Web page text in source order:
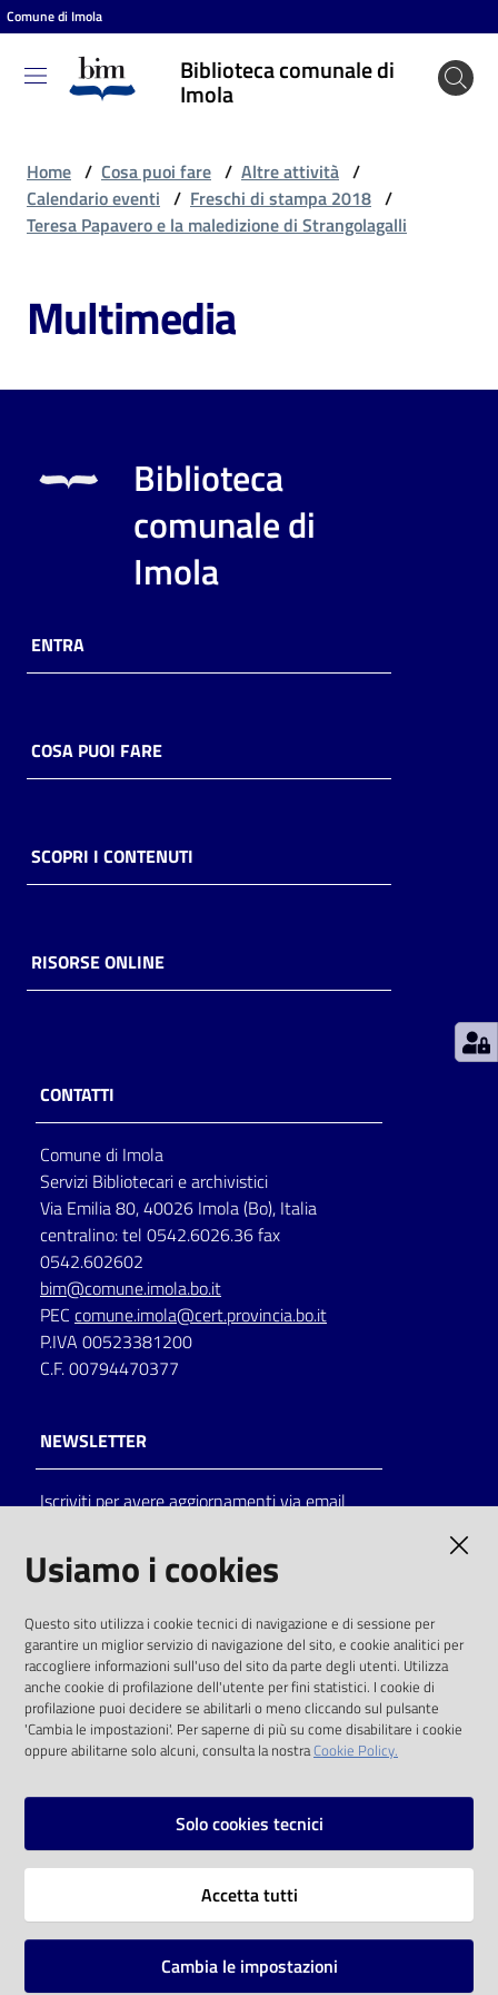
Vai al contenuto
Vai alla navigazione
Vai al footer
Comune di Imola
Biblioteca comunale di
Imola
Biblioteca
comunale
Cosa
fare
Scopri
online
Piani
Decentrate
Seguici
su
on line
Eventi
Chiedi al
bibliotecario
Avvisi
Home / Cosa puoi fare / Altre attività /
Calendario eventi / Freschi di stampa 2018 /
Teresa Papavero e la maledizione di Strangolagalli
Multimedia
Biblioteca
comunale di
Imola
ENTRA
COSA PUOI FARE
SCOPRI I CONTENUTI
RISORSE ONLINE
CONTATTI
Comune di Imola
Servizi Bibliotecari e archivistici
Via Emilia 80, 40026 Imola (Bo), Italia
centralino: tel 0542.6026.36 fax
0542.602602
bim@comune.imola.bo.it
PEC comune.imola@cert.provincia.bo.it
P.IVA 00523381200
C.F. 00794470377
NEWSLETTER
Iscriviti per avere aggiornamenti via email
solo alle condizioni previste dalla direttiva
comunitaria 2003/98/CE e dal d.lgs. 36/2006
SOCIAL
Instagram
Vai alla pagina
Usiamo i cookies
Questo sito utilizza i cookie tecnici di navigazione e di sessione per
garantire un miglior servizio di navigazione del sito, e cookie analitici per
raccogliere informazioni sull'uso del sito da parte degli utenti. Utilizza
anche cookie di profilazione dell'utente per fini statistici. I cookie di
profilazione puoi decidere se abilitarli o meno cliccando sul pulsante
'Cambia le impostazioni'. Per saperne di più su come disabilitare i cookie
oppure abilitarne solo alcuni, consulta la nostraCookie Policy.
Solo cookies tecnici
Accetta tutti
Cambia le impostazioni